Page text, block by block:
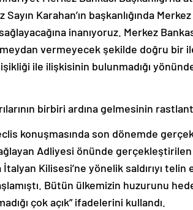
Sayın Karahan’ın başkanlığında
inanıyoruz. Merkez
vermeyecek şekilde doğru bir
ile ilişkisinin bulunmadığı
birbiri ardına gelmesinin
konuşmasında son dönemde
Adliyesi önünde gerçekleştirilen
Kilisesi’ne yönelik saldırıyı
Bütün ülkemizin huzurunu
çok açık” ifadelerini kullandı.